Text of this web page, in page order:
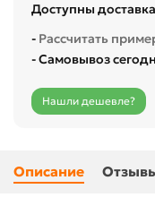
Доступны
- Рассчитать
- Самовывоз
Нашли дешевле?
Описание